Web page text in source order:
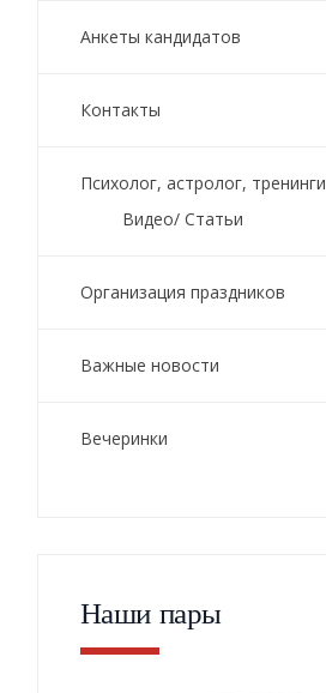
Анкеты кандидатов
Контакты
Психолог, астролог, тренинги
Видео/ Статьи
Организация праздников
Важные новости
Вечеринки
Наши пары